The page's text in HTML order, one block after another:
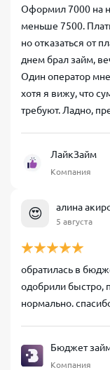
Оформил 7000 на
меньше 7500.
но отказаться от
днем брал займ,
Один оператор
хотя я вижу, что
требуют. Ладно,
ЛайкЗайм
Компания
😍 алина
5 августа
обратилась в
одобрили быстро,
нормально.
Бюджет
Компания